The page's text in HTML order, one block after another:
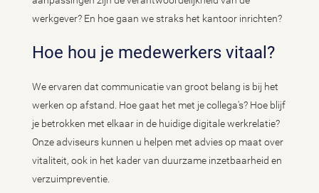
werkgever? En hoe gaan we straks het kantoor inrichten?
Hoe hou je medewerkers vitaal?
We ervaren dat communicatie van groot belang is bij het
werken op afstand. Hoe gaat het met je collega's? Hoe blijf
je betrokken met elkaar in de huidige digitale werkrelatie?
Onze adviseurs kunnen u helpen met advies op maat over
vitaliteit, ook in het kader van duurzame inzetbaarheid en
verzuimpreventie.